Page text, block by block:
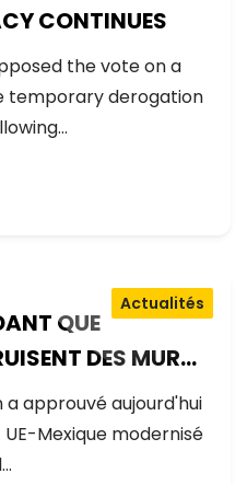
CONTINUES
the vote on a
temporary derogation
QUE
DES MURS,
DES PONTS
Actualités
approuvé aujourd'hui
Mexique modernisé